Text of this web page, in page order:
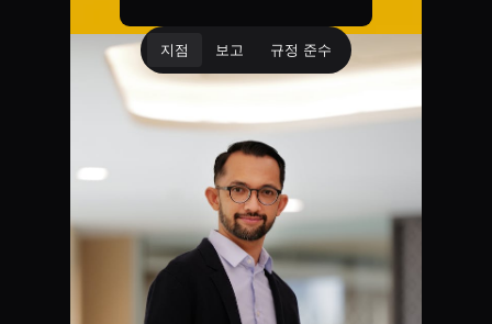
지점 보고 규정 준수